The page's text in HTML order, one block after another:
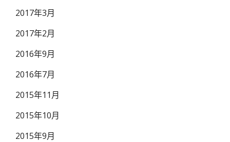
2017年3月
2017年2月
2016年9月
2016年7月
2015年11月
2015年10月
2015年9月